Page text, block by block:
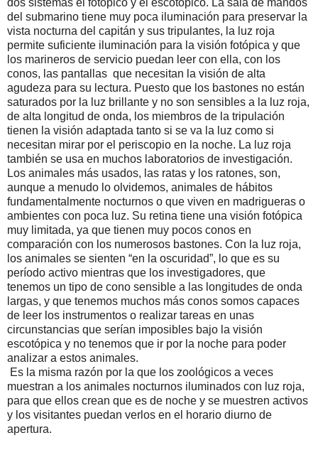
dos sistemas el fotópico y el escotópico. La sala de mandos
del submarino tiene muy poca iluminación para preservar la
vista nocturna del capitán y sus tripulantes, la luz roja
permite suficiente iluminación para la visión fotópica y que
los marineros de servicio puedan leer con ella, con los
conos, las pantallas que necesitan la visión de alta
agudeza para su lectura. Puesto que los bastones no están
saturados por la luz brillante y no son sensibles a la luz roja,
de alta longitud de onda, los miembros de la tripulación
tienen la visión adaptada tanto si se va la luz como si
necesitan mirar por el periscopio en la noche. La luz roja
también se usa en muchos laboratorios de investigación.
Los animales más usados, las ratas y los ratones, son,
aunque a menudo lo olvidemos, animales de hábitos
fundamentalmente nocturnos o que viven en madrigueras o
ambientes con poca luz. Su retina tiene una visión fotópica
muy limitada, ya que tienen muy pocos conos en
comparación con los numerosos bastones. Con la luz roja,
los animales se sienten “en la oscuridad”, lo que es su
período activo mientras que los investigadores, que
tenemos un tipo de cono sensible a las longitudes de onda
largas, y que tenemos muchos más conos somos capaces
de leer los instrumentos o realizar tareas en unas
circunstancias que serían imposibles bajo la visión
escotópica y no tenemos que ir por la noche para poder
analizar a estos animales.
Es la misma razón por la que los zoológicos a veces
muestran a los animales nocturnos iluminados con luz roja,
para que ellos crean que es de noche y se muestren activos
y los visitantes puedan verlos en el horario diurno de
apertura.